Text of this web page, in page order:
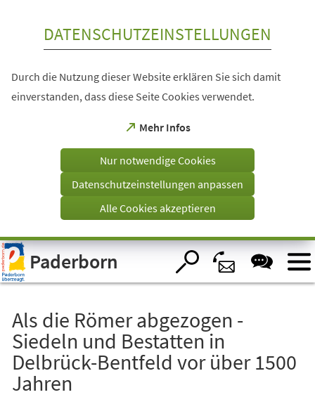
Visuelle
Assistenzsoftware
öffnen.
DATENSCHUTZEINSTELLUNGEN
Durch die Nutzung dieser Website erklären Sie sich damit
einverstanden, dass diese Seite Cookies verwendet.
Mehr Infos
(Öffnet
einem
Tab)
Nur notwendige Cookies
Datenschutzeinstellungen anpassen
Alle Cookies akzeptieren
Paderborn
Als die Römer abgezogen -
Siedeln und Bestatten in
Delbrück-Bentfeld vor über 1500
Jahren